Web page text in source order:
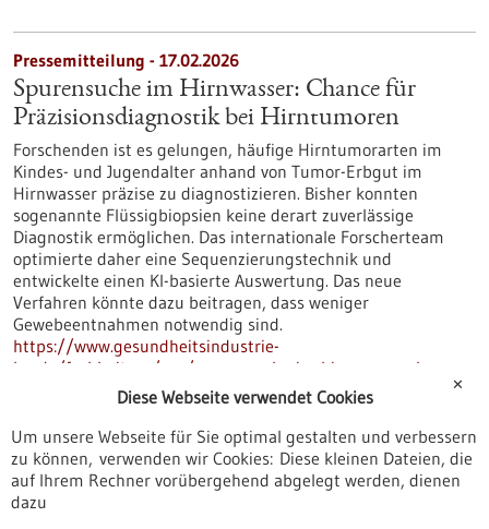
Pressemitteilung - 17.02.2026
Spurensuche im Hirnwasser: Chance für
Präzisionsdiagnostik bei Hirntumoren
Forschenden ist es gelungen, häufige Hirntumorarten im
Kindes- und Jugendalter anhand von Tumor-Erbgut im
Hirnwasser präzise zu diagnostizieren. Bisher konnten
sogenannte Flüssigbiopsien keine derart zuverlässige
Diagnostik ermöglichen. Das internationale Forscherteam
optimierte daher eine Sequenzierungstechnik und
entwickelte einen KI-basierte Auswertung. Das neue
Verfahren könnte dazu beitragen, dass weniger
Gewebeentnahmen notwendig sind.
https://www.gesundheitsindustrie-
bw.de/fachbeitrag/pm/spurensuche-im-hirnwasser-chance-
fuer-praezisionsdiagnostik-bei-hirntumoren
Pressemitteilung - 13.02.2026
Leuchtturmprojekt „COMET-
✕
Diese Webseite verwendet Cookies
Um unsere Webseite für Sie optimal gestalten und verbessern
zu können, verwenden wir Cookies: Diese kleinen Dateien, die
auf Ihrem Rechner vorübergehend abgelegt werden, dienen
dazu